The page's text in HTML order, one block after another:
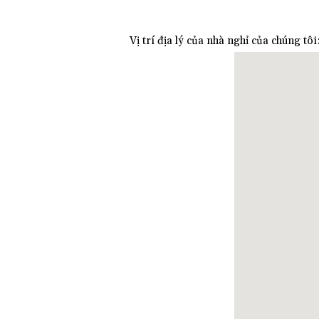
Vị trí địa lý của nhà nghỉ của chúng